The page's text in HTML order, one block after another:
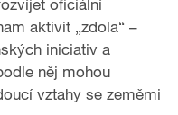
aktivit „zdola“ –
iniciativ a
něj mohou
vztahy se zeměmi